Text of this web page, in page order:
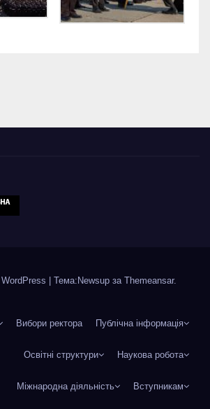
Тема:Newsup за Themeansar.
Вибори ректора Публічна інформація
Освітні структури Наукова робота
Міжнародна діяльність Вступникам